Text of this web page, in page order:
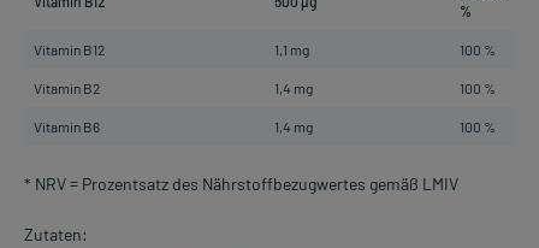
%
Vitamin B12 1,1 mg 100 %
Vitamin B2 1,4 mg 100 %
Vitamin B6 1,4 mg 100 %
* NRV = Prozentsatz des Nährstoffbezugwertes gemäß LMIV
Zutaten: